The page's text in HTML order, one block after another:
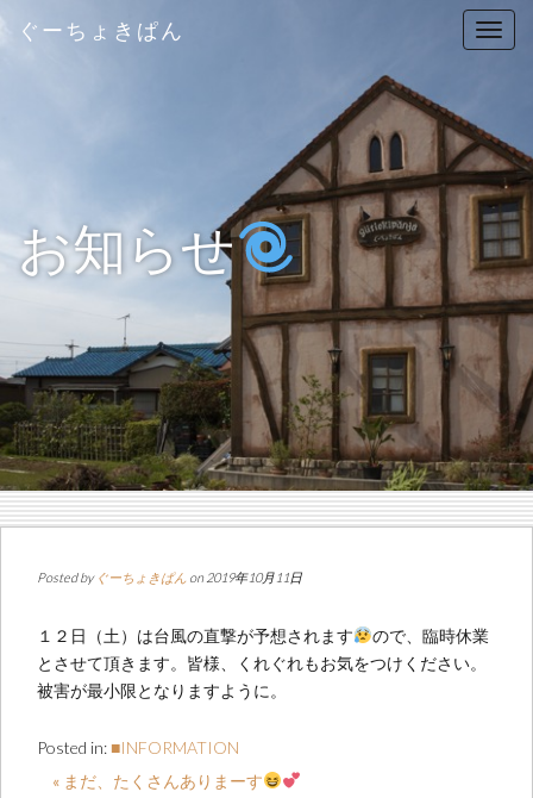
T
l
e
n
a
v
i
g
t
i
o
n
ぐーちょきぱん
お知らせ
Posted by ぐーちょきぱん on 2019年10月11日
１２日（土）は台風の直撃が予想されます
ので、臨時休業
とさせて頂きます。皆様、くれぐれもお気をつけください。
被害が最小限となりますように。
Posted in:■INFORMATION
« まだ、たくさんありまーす